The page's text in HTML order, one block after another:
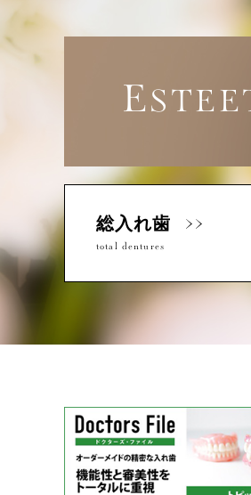
E
総入れ歯
total dentures